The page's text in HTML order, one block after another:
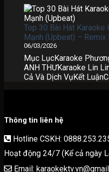
Top 30 Bài Hát Karaoke
Mạnh (Upbeat) –
06/03/2026
Mục LụcKaraoke
ANH THƯKaraoke Lin
Cả Và Dịch VụKết
Thông tin liên hệ
Hotline CSKH:
Hoạt động 24/7 (Kể cả ngày
Email: